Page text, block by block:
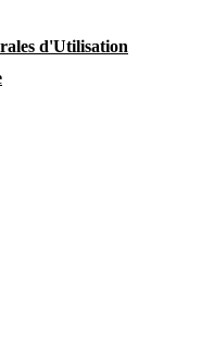
d'Utilisation